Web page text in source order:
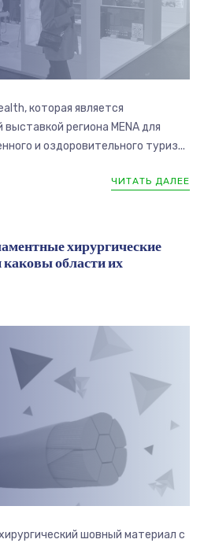
которая является
региона MENA для
и оздоровительного туриз...
ЧИТАТЬ ДАЛЕЕ
хирургические
области их
шовный материал с